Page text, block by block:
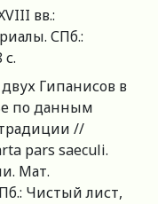
вв.:
СПб.:
Гипанисов в
по данным
//
pars saeculi.
Мат.
Чистый лист,